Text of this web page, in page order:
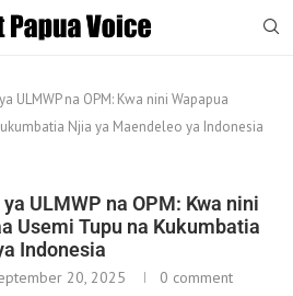
ULMWP na OPM: Kwa nini Wapapua
Njia ya Maendeleo ya Indonesia
ULMWP na OPM: Kwa nini
Usemi Tupu na Kukumbatia
Indonesia
20, 2025 0 comment